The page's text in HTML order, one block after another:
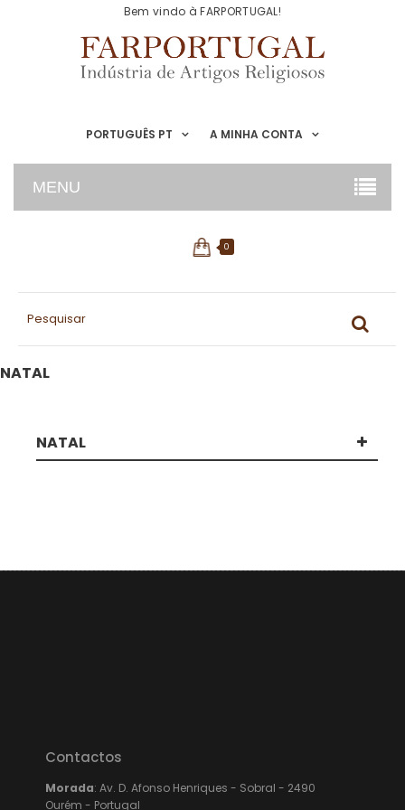
PORTUGUÊS PT
Bem vindo à FARPORTUGAL!
A MINHA CONTA
MENU
0
NATAL
NATAL
Contactos
Morada: Av. D. Afonso Henriques - Sobral - 2490
Ourém - Portugal